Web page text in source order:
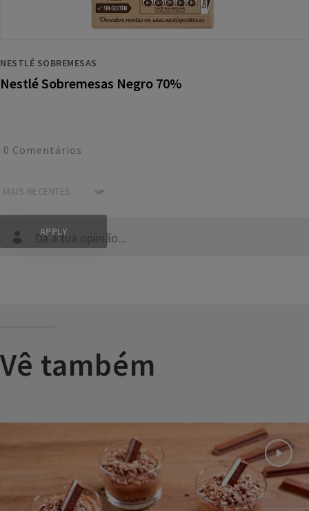
NESTLÉ SOBREMESAS
Nestlé Sobremesas Negro 70%
Dá a tua opinião...
0 Comentários
Vê também